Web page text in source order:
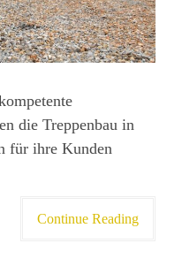
die Treppenbau in
für ihre Kunden
Continue Reading